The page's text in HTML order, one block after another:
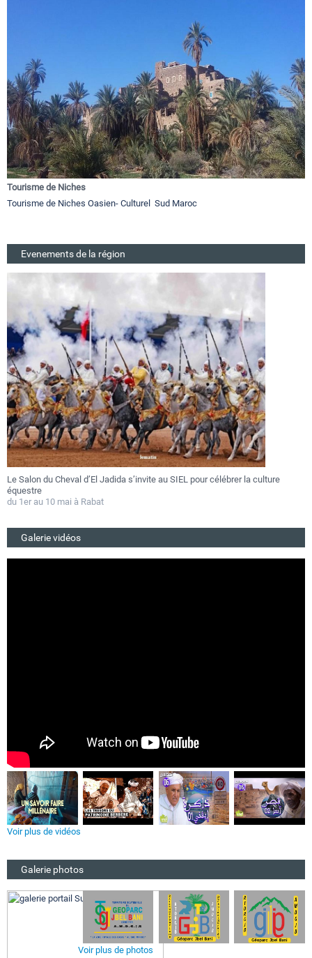
Tourisme de Niches
Tourisme de Niches Oasien- Culturel Sud Maroc
Evenements de la région
Le Salon du Cheval d’El Jadida s’invite au SIEL pour célébrer la culture
équestre
du 1er au 10 mai à Rabat
Galerie vidéos
Voir plus de vidéos
Galerie photos
Voir plus de photos